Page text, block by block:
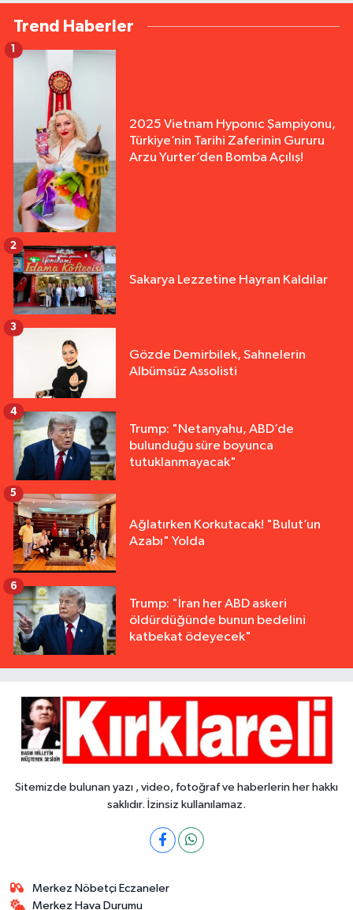
Trend Haberler
2025 Vietnam Hyponıc Şampiyonu,
Türkiye’nin Tarihi Zaferinin Gururu
Arzu Yurter’den Bomba Açılış!
1
Sakarya Lezzetine Hayran Kaldılar
2
Gözde Demirbilek, Sahnelerin
Albümsüz Assolisti
3
Trump: "Netanyahu, ABD’de
bulunduğu süre boyunca
tutuklanmayacak"
4
Ağlatırken Korkutacak! "Bulut’un
Azabı" Yolda
5
Trump: "İran her ABD askeri
öldürdüğünde bunun bedelini
katbekat ödeyecek"
6
Sitemizde bulunan yazı , video, fotoğraf ve haberlerin her hakkı
saklıdır. İzinsiz kullanılamaz.
Merkez Nöbetçi Eczaneler
Merkez Hava Durumu